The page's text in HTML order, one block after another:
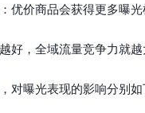
优价商品会获得更多曝光
好，全域流量竞争力就越
对曝光表现的影响分别如